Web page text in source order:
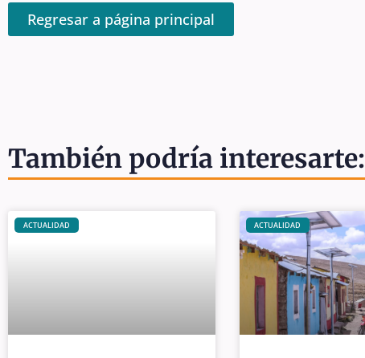
Regresar a página principal
También podría interesarte:
ACTUALIDAD ACTUALIDAD